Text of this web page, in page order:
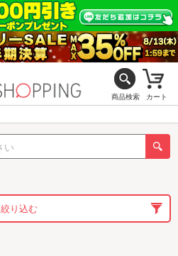
商品検索 カート
絞り込む